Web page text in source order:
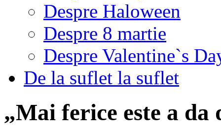
Despre Haloween
Despre 8 martie
Despre Valentine`s
De la suflet la suflet
„Mai ferice este a da